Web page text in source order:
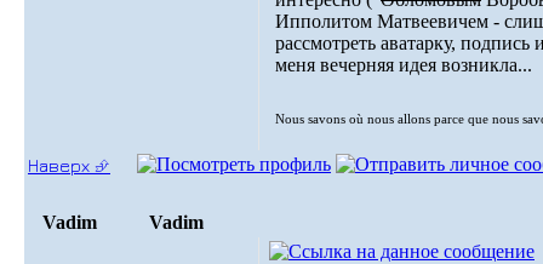
Ипполитом Матвеевичем -
рассмотреть аватарку,
меня вечерняя идея возникла...
Nous savons où nous allons parce que nous
Наверх ⮵
Vadim Vadim